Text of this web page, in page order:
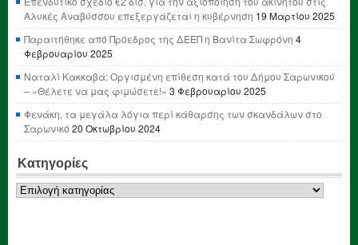
Αλυκές Αναβύσσου επεξεργάζεται η κυβέρνηση 19 Μαρτίου 2025
Παραιτήθηκε από Πρόεδρος της ΔΕΕΠ η Βανίτα Σωφρόνη 4
Φεβρουαρίου 2025
Ναταλί Κακκαβά: Οργισμένη επίθεση κατά του Δήμου Σαρωνικού
– «Θέλετε να μας φιμώσετε!» 3 Φεβρουαρίου 2025
Φενάκη, τα μεγάλα λόγια περί κάθαρσης των σκανδάλων στο
Σαρωνικό 20 Οκτωβρίου 2024
Κατηγορίες
Κατηγορίες